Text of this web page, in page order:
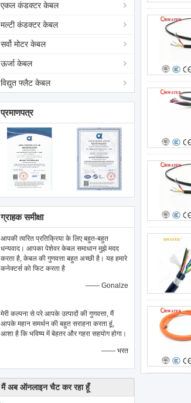
एकल कंडक्टर केबल
मल्टी कंडक्टर केबल
सर्वो मोटर केबल
ऊर्जा केबल
विद्युत फ्लैट केबल
प्रमाणपत्र
ग्राहक समीक्षा
आपकी त्वरित प्रतिक्रिया के लिए बहुत-बहुत
धन्यवाद। आपका पेशेवर केबल समाधान मुझे मदद
करता है, केबल की गुणवत्ता बहुत अच्छी है। यह हमारे
कनेक्टर्स को फिट करता है
—— Gonalze
मेरी कल्पना से परे आपके उत्पादों की गुणवत्ता, मैं
आपके महान समर्थन की बहुत सराहना करता हूं,
आशा है कि भविष्य में बेहतर और गहरा सहयोग होगा।
—— भरत
मैं अब ऑनलाइन चैट कर रहा हूँ